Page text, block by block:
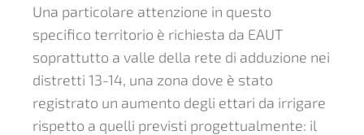
Una particolare attenzione in questo
specifico territorio è richiesta da EAUT
soprattutto a valle della rete di adduzione nei
distretti 13-14, una zona dove è stato
registrato un aumento degli ettari da irrigare
rispetto a quelli previsti progettualmente: il